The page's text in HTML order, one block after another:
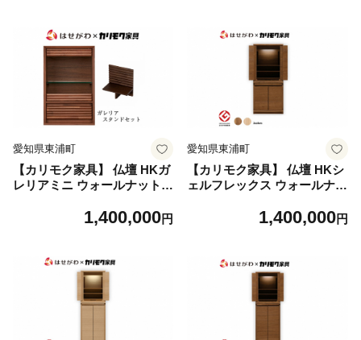
愛知県東浦町
【カリモク家具】 仏壇 HKガ
レリアミニ ウォールナット
オシャレ モダン ミニ コンパ
1,400,000円
愛知県東浦町
【カリモク家具】 仏壇 HKシ
ェルフレックス ウォールナッ
オシャレ モダン ミニ コンパ
1,400,000円